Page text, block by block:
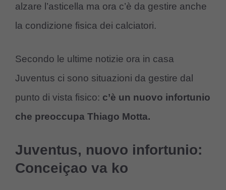
alzare l’asticella ma ora c’è da gestire anche
la condizione fisica dei calciatori.
Secondo le ultime notizie ora in casa
Juventus ci sono situazioni da gestire dal
punto di vista fisico: c’è un nuovo infortunio
che preoccupa Thiago Motta.
Juventus, nuovo infortunio:
Conceiçao va ko